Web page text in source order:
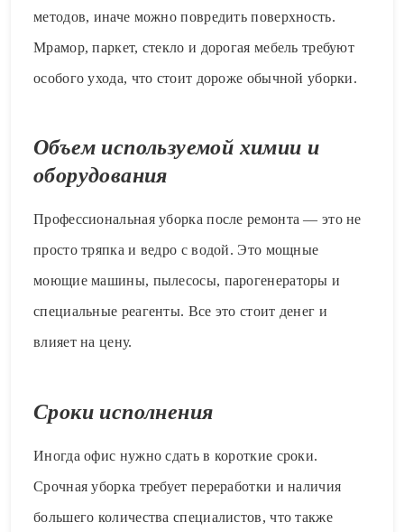
методов, иначе можно повредить поверхность.
Мрамор, паркет, стекло и дорогая мебель требуют
особого ухода, что стоит дороже обычной уборки.
Объем используемой химии и
оборудования
Профессиональная уборка после ремонта — это не
просто тряпка и ведро с водой. Это мощные
моющие машины, пылесосы, парогенераторы и
специальные реагенты. Все это стоит денег и
влияет на цену.
Сроки исполнения
Иногда офис нужно сдать в короткие сроки.
Срочная уборка требует переработки и наличия
большего количества специалистов, что также